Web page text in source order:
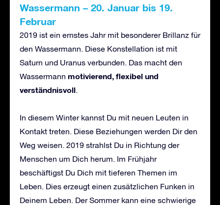
Wassermann – 20. Januar bis 19.
Februar
2019 ist ein ernstes Jahr mit besonderer Brillanz für
den Wassermann. Diese Konstellation ist mit
Saturn und Uranus verbunden. Das macht den
Wassermann motivierend, flexibel und
verständnisvoll.
In diesem Winter kannst Du mit neuen Leuten in
Kontakt treten. Diese Beziehungen werden Dir den
Weg weisen. 2019 strahlst Du in Richtung der
Menschen um Dich herum. Im Frühjahr
beschäftigst Du Dich mit tieferen Themen im
Leben. Dies erzeugt einen zusätzlichen Funken in
Deinem Leben. Der Sommer kann eine schwierige